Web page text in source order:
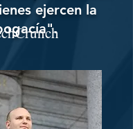
ejercen la